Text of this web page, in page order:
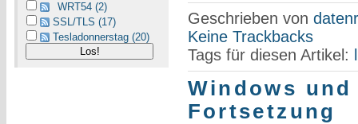
WRT54 (2)
SSL/TLS (17)
Tesladonnerstag (20)
Geschrieben von
Keine Trackbacks
Tags für diesen Artikel:
Windows
Fortsetzung